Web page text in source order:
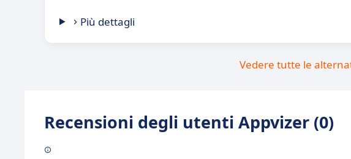
Più dettagli
Vedere tutte le
Recensioni degli utenti Appvizer (0)